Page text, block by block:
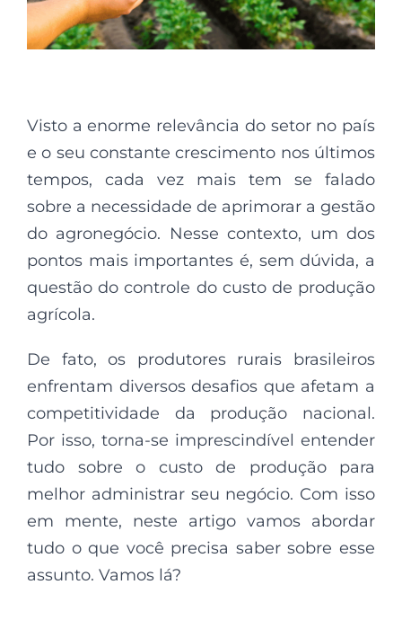
Visto a enorme relevância do setor no país
e o seu constante crescimento nos últimos
tempos, cada vez mais tem se falado
sobre a necessidade de aprimorar a gestão
do agronegócio. Nesse contexto, um dos
pontos mais importantes é, sem dúvida, a
questão do controle do custo de produção
agrícola.
De fato, os produtores rurais brasileiros
enfrentam diversos desafios que afetam a
competitividade da produção nacional.
Por isso, torna-se imprescindível entender
tudo sobre o custo de produção para
melhor administrar seu negócio. Com isso
em mente, neste artigo vamos abordar
tudo o que você precisa saber sobre esse
assunto. Vamos lá?